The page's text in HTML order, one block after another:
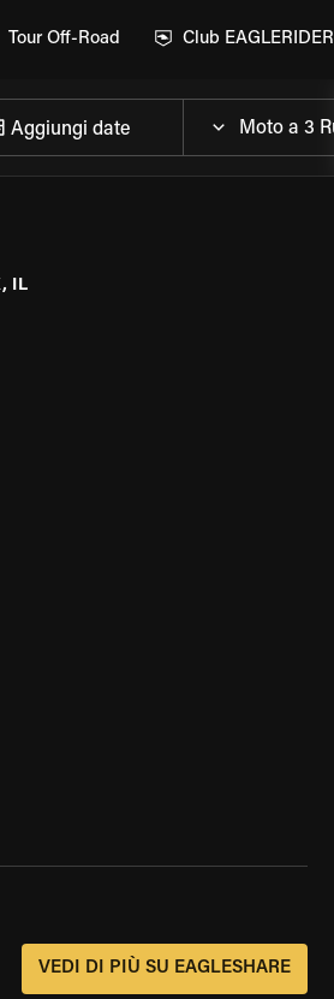
Tour Off-Road Club EAGLERIDER
Aggiungi date
IL
SPECIFICHE DELLA MOTO
VEDI DI PIÙ SU EAGLESHARE